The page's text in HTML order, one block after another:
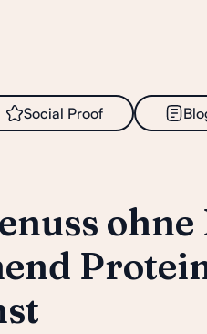
Social Proof
ohne